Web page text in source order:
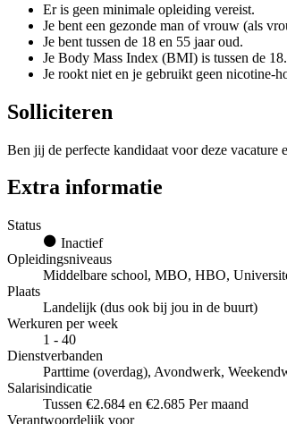
Er is geen minimale opleiding vereist.
Je bent een gezonde man of vrouw (als
Je bent tussen de 18 en 55 jaar oud.
Je Body Mass Index (BMI) is tussen de
Je rookt niet en je gebruikt geen nicotine-
Solliciteren
Ben jij de perfecte kandidaat voor deze
Extra informatie
Status
Inactief
Opleidingsniveaus
Middelbare school, MBO, HBO,
Plaats
Landelijk (dus ook bij jou in de buurt)
Werkuren per week
1 - 40
Dienstverbanden
Parttime (overdag), Avondwerk,
Salarisindicatie
Tussen €2.684 en €2.685 Per maand
Verantwoordelijk voor